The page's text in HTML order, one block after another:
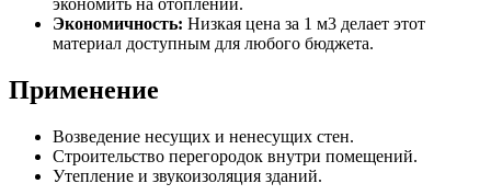
экономить на отоплении.
Экономичность: Низкая цена за 1 м3 делает этот
материал доступным для любого бюджета.
Применение
Возведение несущих и ненесущих стен.
Строительство перегородок внутри помещений.
Утепление и звукоизоляция зданий.